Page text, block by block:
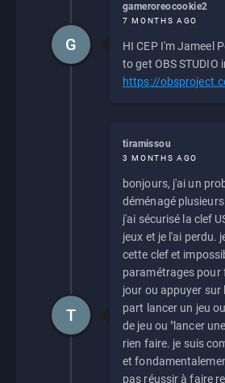
gameroreocookie2
7 MONTHS AGO
HI CEP I'm Jameel
to get OBS STUDIO
https://
G
tiramissou
3 MONTHS AGO
bonjours, j'ai un
déménagé
j'ai sécurisé la clef
jeux et je l'ai perdu.
cette clef et
paramétrages pour
jour ou appuyer
part lancer un jeu
de jeu ou "lancer
rien faire. je suis
et
pas réussir à faire
T